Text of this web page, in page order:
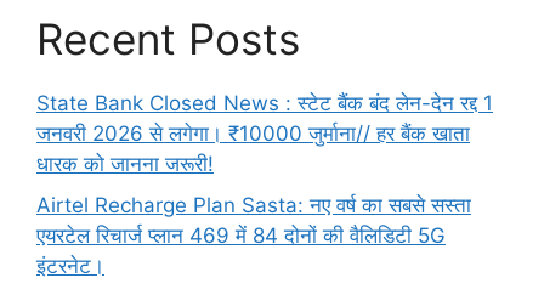
Recent Posts
State Bank Closed News : स्टेट बैंक बंद लेन-देन रद्द 1
जनवरी 2026 से लगेगा। ₹10000 जुर्माना// हर बैंक खाता
धारक को जानना जरूरी!
Airtel Recharge Plan Sasta: नए वर्ष का सबसे सस्ता
एयरटेल रिचार्ज प्लान 469 में 84 दोनों की वैलिडिटी 5G
इंटरनेट।